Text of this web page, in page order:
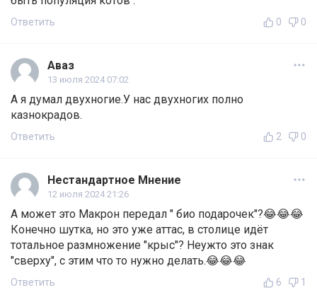
Ответить 0 0
Аваз
13 июля 2024 07:02
А я думал двухногие.У нас двухногих полно
казнокрадов.
Ответить 2 0
Нестандартное Мнение
12 июля 2024 21:26
А может это Макрон передал " био подарочек"?😂😂😂
Конечно шутка, но это уже аттас, в столице идёт
тотальное размножение "крыс"? Неужто это знак
"сверху", с этим что то нужно делать.😂😂😂
Ответить 6 1